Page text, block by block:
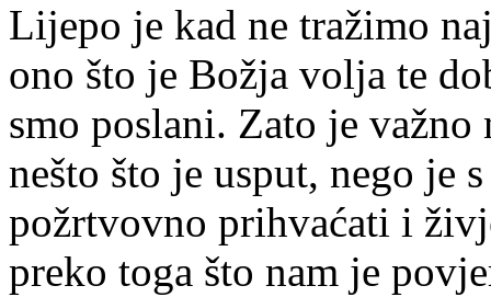
Lijepo je kad ne tražimo
ono što je Božja volja te
smo poslani. Zato je
nešto što je usput, nego je
požrtvovno prihvaćati i
preko toga što nam je